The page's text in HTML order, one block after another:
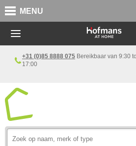
MENU
+31 (0)85 8888 075 Bereikbaar van 9:30
17:00